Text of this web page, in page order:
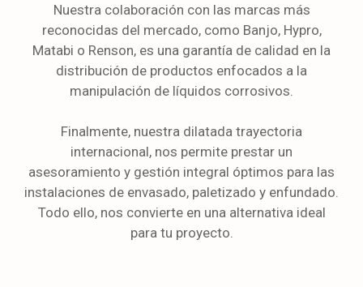
Nuestra colaboración con las marcas más
reconocidas del mercado, como Banjo, Hypro,
Matabi o Renson, es una garantía de calidad en la
distribución de productos enfocados a la
manipulación de líquidos corrosivos.
Finalmente, nuestra dilatada trayectoria
internacional, nos permite prestar un
asesoramiento y gestión integral óptimos para las
instalaciones de envasado, paletizado y enfundado.
Todo ello, nos convierte en una alternativa ideal
para tu proyecto.
Nuestro compromiso